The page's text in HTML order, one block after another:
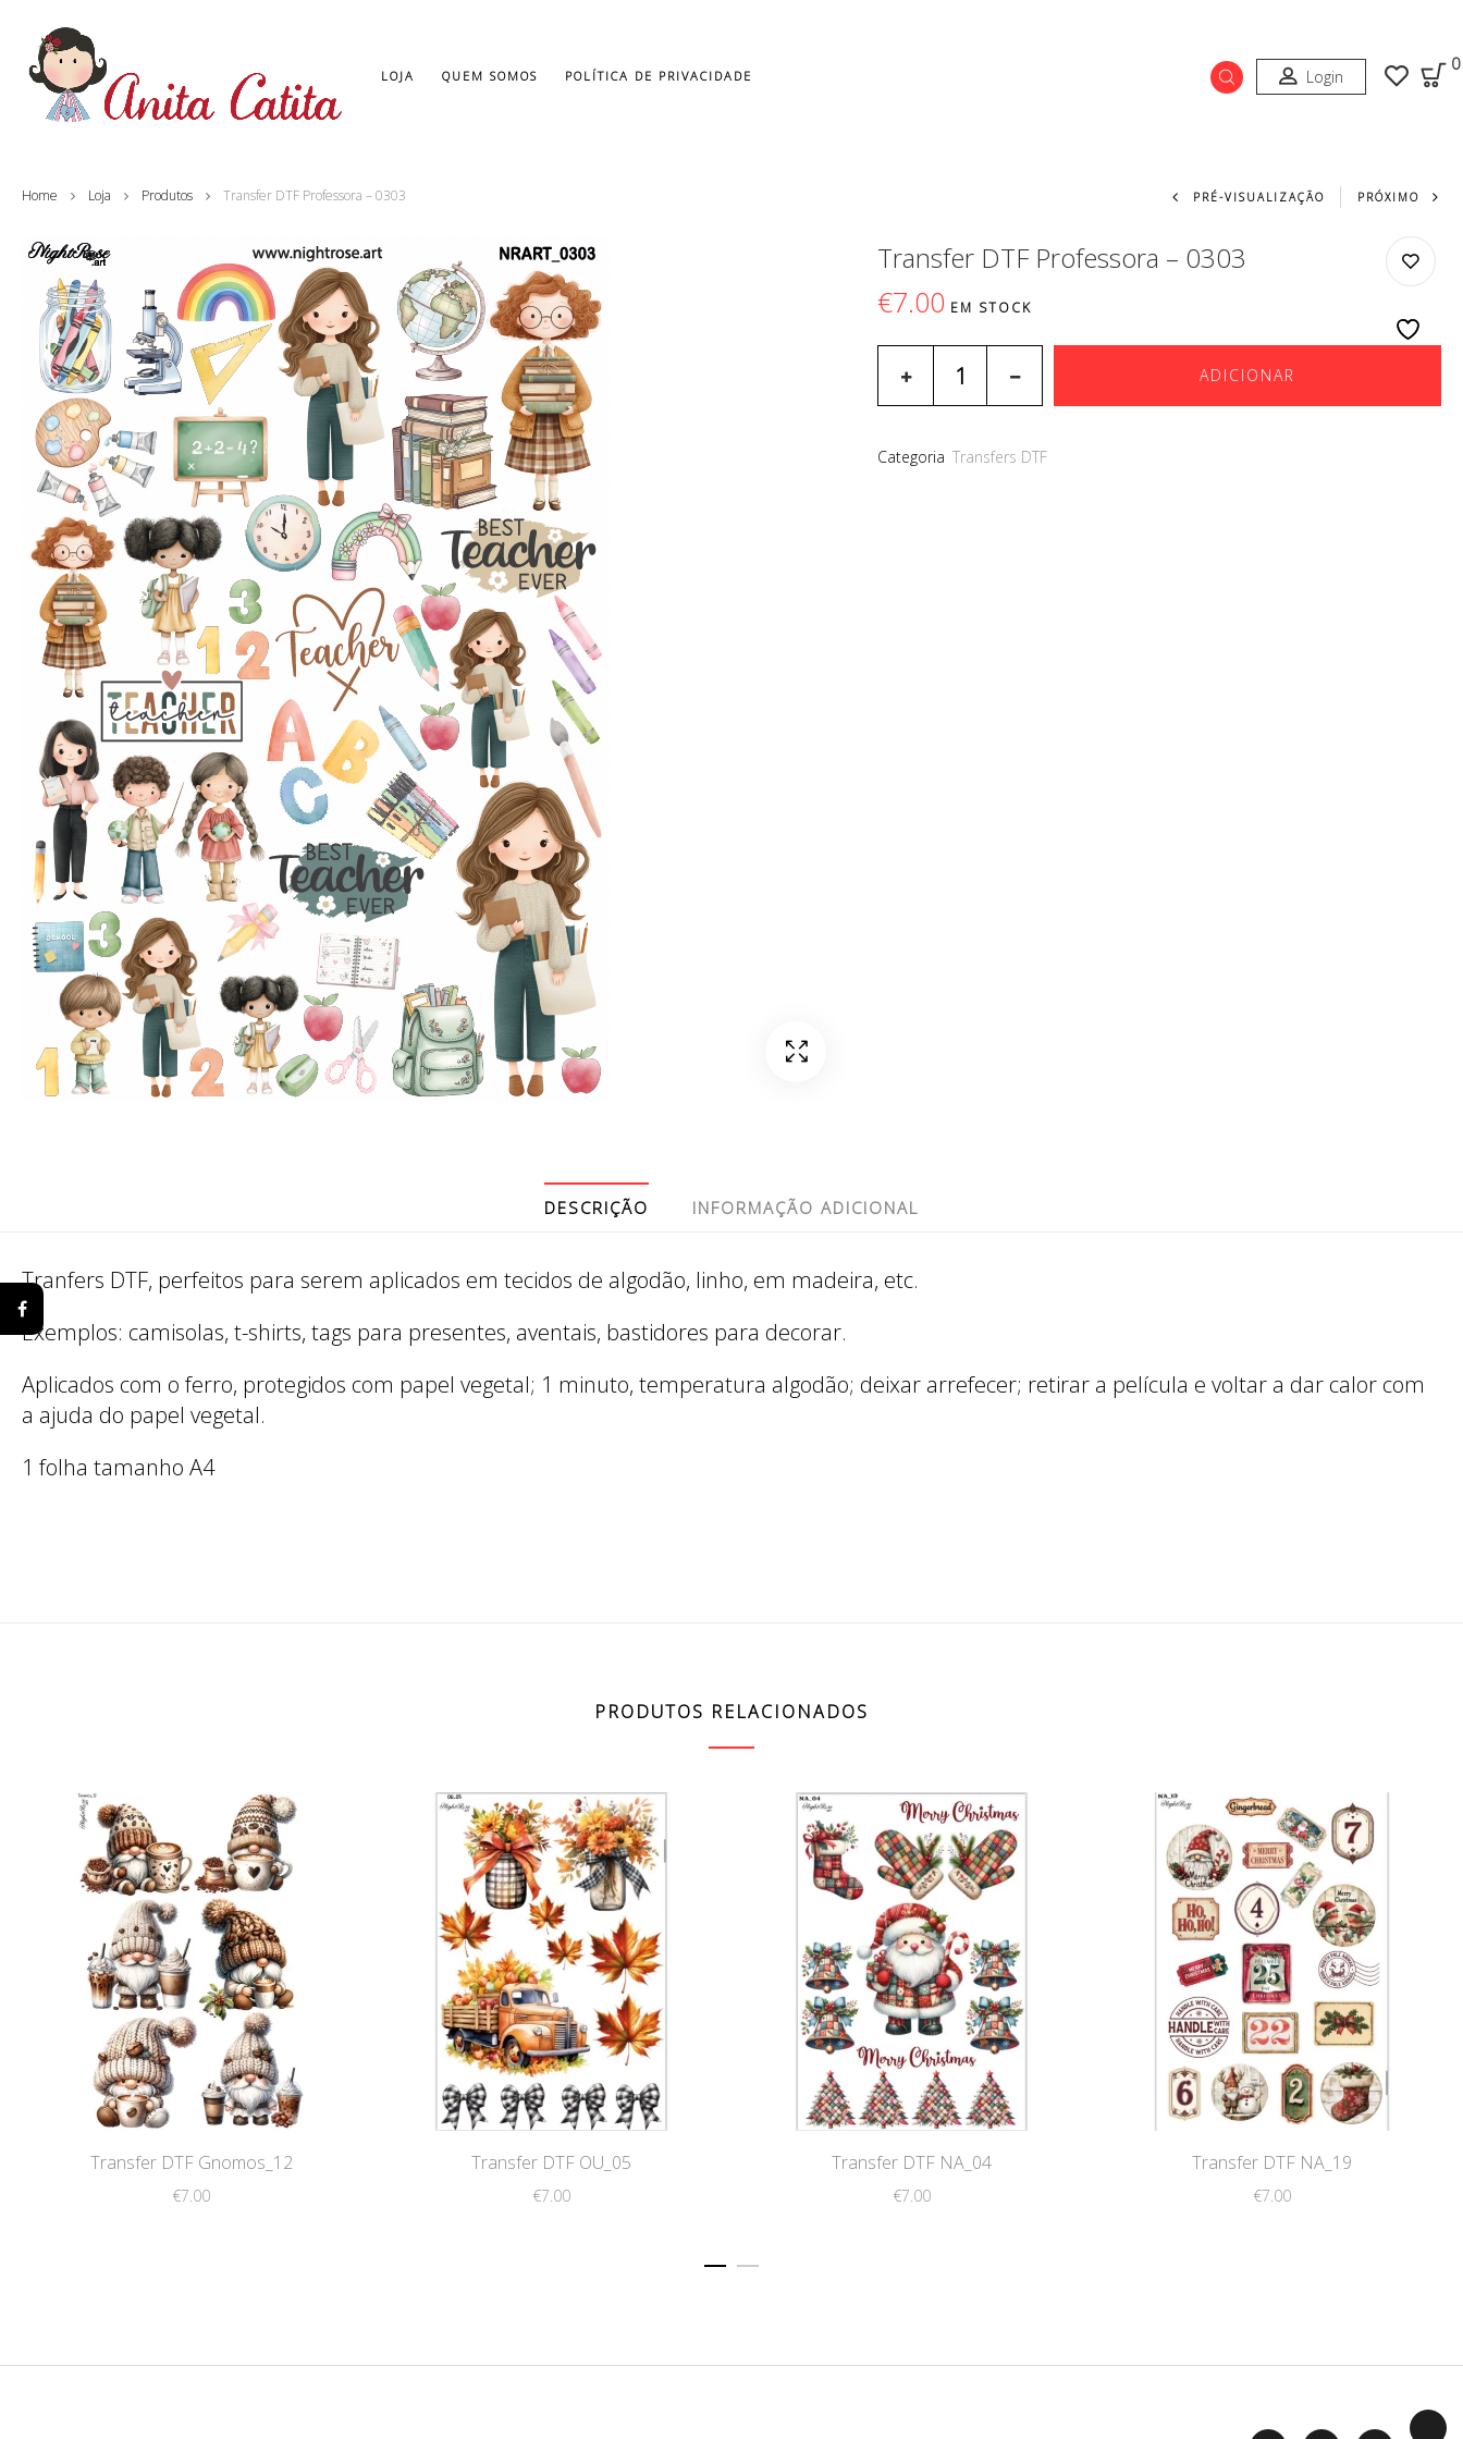
LOJA QUEM SOMOS POLÍTICA DE PRIVACIDADE Login
0
Home Loja Produtos Transfer DTF Professora – 0303 Navegação do
PRÉ-VISUALIZAÇÃO PRÓXIMO
Transfer DTF Professora – 0303
€7.00 EM STOCK
ADICIONAR
Categoria Transfers DTF
DESCRIÇÃO INFORMAÇÃO ADICIONAL
Tranfers DTF, perfeitos para serem aplicados em tecidos de algodão, linho, em madeira, etc.
Exemplos: camisolas, t-shirts, tags para presentes, aventais, bastidores para decorar.
Aplicados com o ferro, protegidos com papel vegetal; 1 minuto, temperatura algodão; deixar arrefecer; retirar a película e voltar a dar calor com
a ajuda do papel vegetal.
1 folha tamanho A4
PRODUTOS RELACIONADOS
Transfer DTF Gnomos_12
€7.00
Transfer DTF OU_05
€7.00
Transfer DTF NA_04
€7.00
Transfer DTF NA_19
€7.00